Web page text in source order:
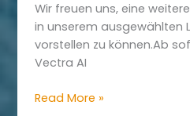
Wir freuen uns, eine
in unserem ausgewählten
vorstellen zu können.Ab
Vectra AI
Neue
Read More »